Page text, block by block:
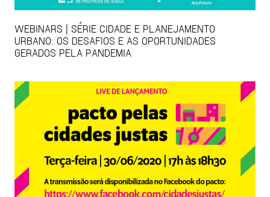
WEBINARS | SÉRIE CIDADE E PLANEJAMENTO
URBANO: OS DESAFIOS E AS OPORTUNIDADES
GERADOS PELA PANDEMIA